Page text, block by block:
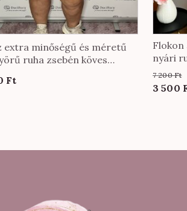
extra minőségű és méretű
ruha zsebén köves
Ft
Flokon
nyári
7 200Ft
200 Ft.
3 500